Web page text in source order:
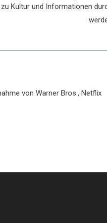
Kultur und Informationen
von Warner Bros., Netflix